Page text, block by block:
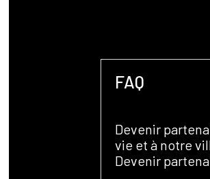
FAQ
Devenir
vie et à notre
Devenir